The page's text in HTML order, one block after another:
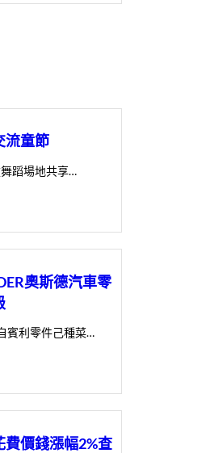
流童節
蹈場地共享…
奧斯德汽車零
賓利零件己種菜…
價錢漲幅2%查